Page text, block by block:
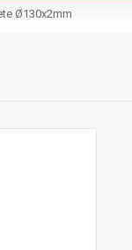
Ø130x2mm